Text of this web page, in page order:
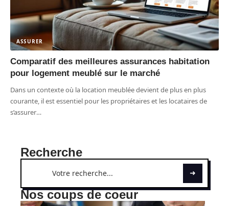
ASSURER
Comparatif des meilleures assurances habitation
pour logement meublé sur le marché
Dans un contexte où la location meublée devient de plus en plus
courante, il est essentiel pour les propriétaires et les locataires de
s’assurer…
Recherche
Nos coups de coeur